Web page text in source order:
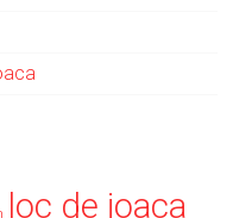
loc de joaca